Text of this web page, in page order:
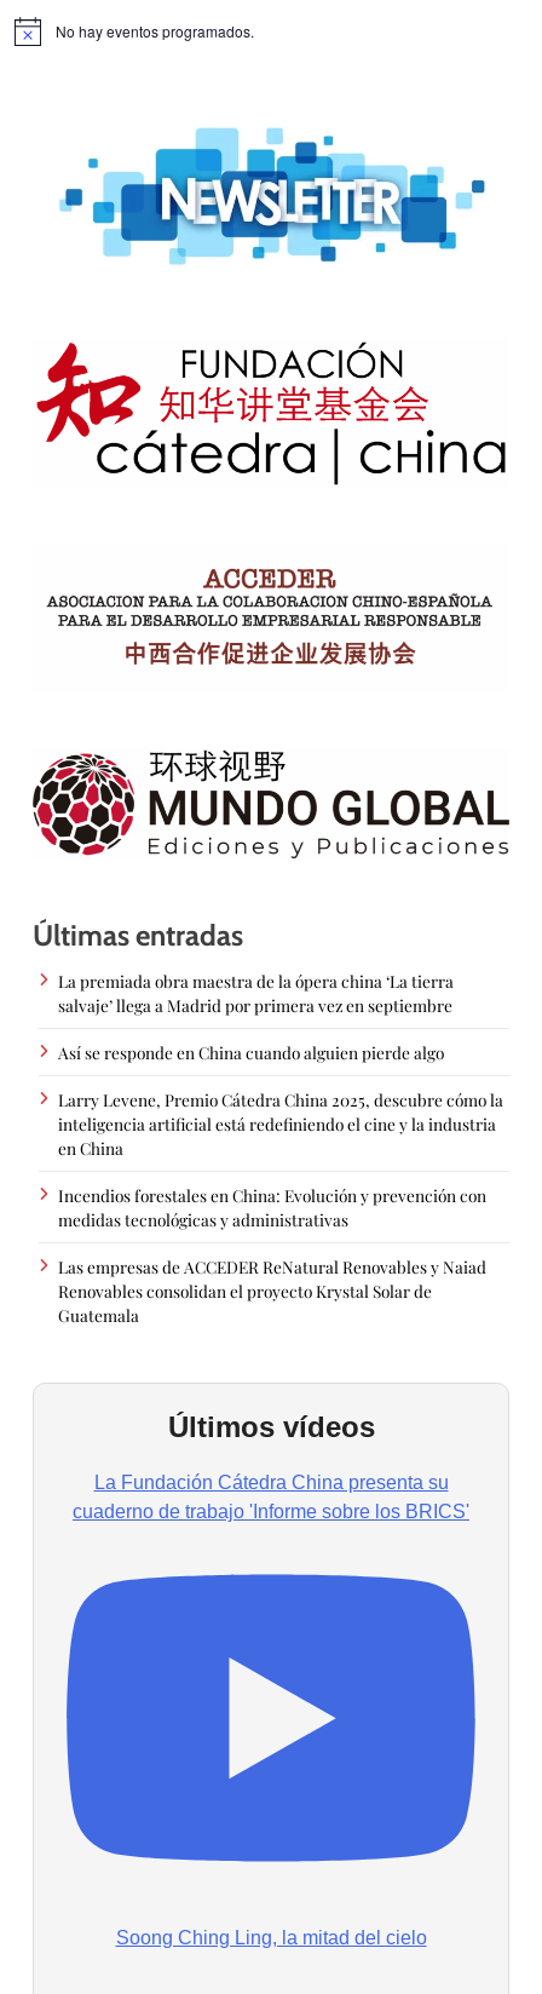
Aviso No hay eventos programados.
Últimas entradas
La premiada obra maestra de la ópera china ‘La tierra
salvaje’ llega a Madrid por primera vez en septiembre
Así se responde en China cuando alguien pierde algo
Larry Levene, Premio Cátedra China 2025, descubre cómo la
inteligencia artificial está redefiniendo el cine y la industria
en China
Incendios forestales en China: Evolución y prevención con
medidas tecnológicas y administrativas
Las empresas de ACCEDER ReNatural Renovables y Naiad
Renovables consolidan el proyecto Krystal Solar de
Guatemala
Últimos vídeos
La Fundación Cátedra China presenta su
cuaderno de trabajo 'Informe sobre los BRICS'
Soong Ching Ling, la mitad del cielo